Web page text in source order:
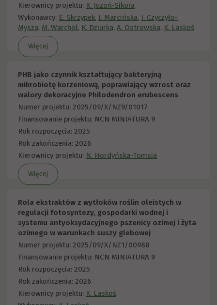
Kierownicy projektu: K. Juzoń-Sikora
Wykonawcy: E. Skrzypek, I. Marcińska, I. Czyczyło-
Mysza, M. Warchoł, K. Dziurka, A. Ostrowska, K. Laskoś
Więcej
PHB jako czynnik kształtujący bakteryjną
mikrobiotę korzeniową, poprawiający wzrost oraz
walory dekoracyjne Philodendron erubescens
Numer projektu: 2025/09/X/NZ9/01017
Finansowanie projektu: NCN MINIATURA 9
Rok rozpoczęcia: 2025
Rok zakończenia: 2026
Kierownicy projektu: N. Hordyńska-Tomsia
Więcej
Rola ekstraktów z wytłoków roślin oleistych w
regulacji fotosyntezy, gospodarki wodnej i
systemu antyoksydacyjnego pszenicy ozimej i żyta
ozimego w warunkach suszy glebowej
Numer projektu: 2025/09/X/NZ1/00988
Finansowanie projektu: NCN MINIATURA 9
Rok rozpoczęcia: 2025
Rok zakończenia: 2026
Kierownicy projektu: K. Laskoś